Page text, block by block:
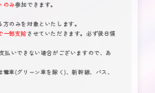
のみ参加できます。
のみを対象といたします。
一部支給させていただきます。必ず後日領
払いできない場合がございますので、あ
車(グリーン車を除く)、新幹線、バス、